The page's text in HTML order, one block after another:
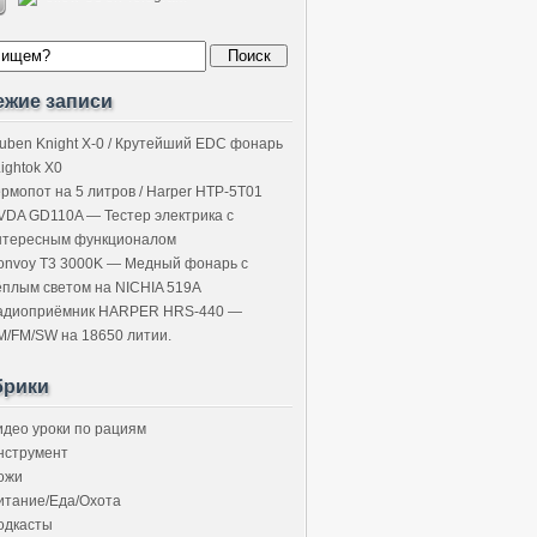
записи
Knight X-0 / Крутейший EDC фонарь
X0
на 5 литров / Harper HTP-5T01
GD110A — Тестер электрика с
функционалом
T3 3000K — Медный фонарь с
светом на NICHIA 519A
HARPER HRS-440 —
FM/SW на 18650 литии.
уроки по рациям
Еда/Охота